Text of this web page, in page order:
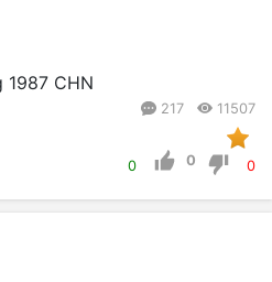
1987 CHN
217 11507
0 0 0